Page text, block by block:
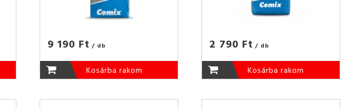
9 190 Ft / db
Kosárba rakom
2 790 Ft / db
Kosárba rakom